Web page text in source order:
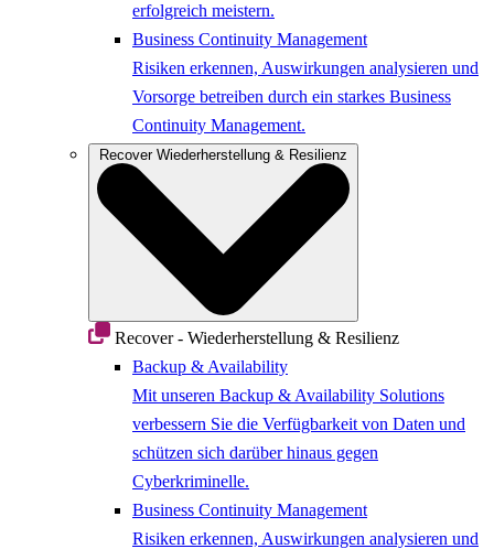
erfolgreich meistern.
Business Continuity Management
Risiken erkennen, Auswirkungen analysieren und
Vorsorge betreiben durch ein starkes Business
Continuity Management.
Recover Wiederherstellung & Resilienz
Recover - Wiederherstellung & Resilienz
Backup & Availability
Mit unseren Backup & Availability Solutions
verbessern Sie die Verfügbarkeit von Daten und
schützen sich darüber hinaus gegen
Cyberkriminelle.
Business Continuity Management
Risiken erkennen, Auswirkungen analysieren und